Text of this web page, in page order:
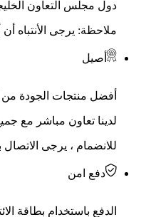
دول مجلس التعاون الخليجي (8-10
ملاحظة: يرجى الأنتباه
أصيل
أفضل منتجات الجودة من
لدينا تعاون مباشر مع
للانضمام ، يرجى الاتصال
دفع امن
الدفع باستخدام بطاقة